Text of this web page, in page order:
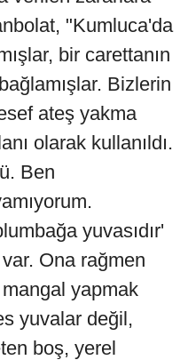
"Kumluca'da
bir carettanın
Bizlerin
ateş yakma
olarak kullanıldı.
Ben
yuvasıdır'
var. Ona rağmen
yapmak
yuvalar değil,
boş, yerel